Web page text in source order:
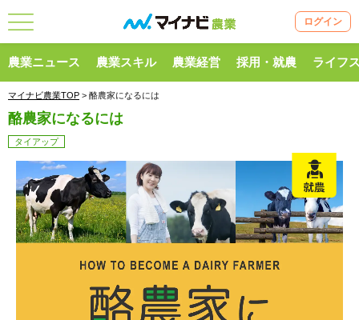
ログイン
農業ニュース 農業スキル 農業経営 採用・就農 ライフ
マイナビ農業TOP > 酪農家になるには
酪農家になるには
タイアップ